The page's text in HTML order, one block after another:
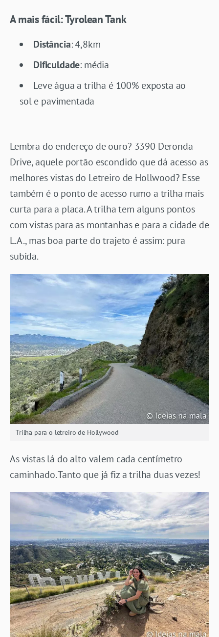
A mais fácil: Tyrolean Tank
Distância: 4,8km
Dificuldade: média
Leve água a trilha é 100% exposta ao
sol e pavimentada
Lembra do endereço de ouro? 3390 Deronda
Drive, aquele portão escondido que dá acesso as
melhores vistas do Letreiro de Hollwood? Esse
também é o ponto de acesso rumo a trilha mais
curta para a placa. A trilha tem alguns pontos
com vistas para as montanhas e para a cidade de
L.A., mas boa parte do trajeto é assim: pura
subida.
Trilha para o letreiro de Hollywood
As vistas lá do alto valem cada centímetro
caminhado. Tanto que já fiz a trilha duas vezes!